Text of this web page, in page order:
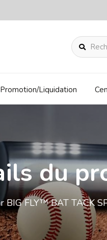
Promotion/Liquidation
du
BIG FLY™ BAT TACK